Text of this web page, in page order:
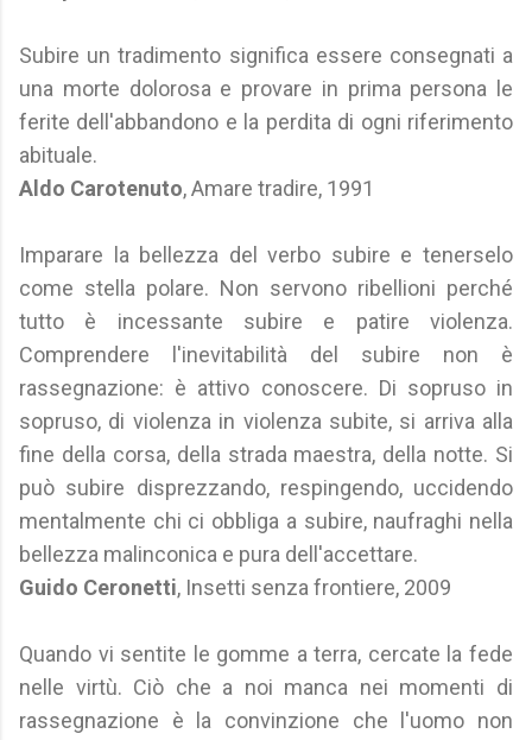
Subire un tradimento significa essere consegnati a
una morte dolorosa e provare in prima persona le
ferite dell'abbandono e la perdita di ogni riferimento
abituale.
Aldo Carotenuto, Amare tradire, 1991
Imparare la bellezza del verbo subire e tenerselo
come stella polare. Non servono ribellioni perché
tutto è incessante subire e patire violenza.
Comprendere l'inevitabilità del subire non è
rassegnazione: è attivo conoscere. Di sopruso in
sopruso, di violenza in violenza subite, si arriva alla
fine della corsa, della strada maestra, della notte. Si
può subire disprezzando, respingendo, uccidendo
mentalmente chi ci obbliga a subire, naufraghi nella
bellezza malinconica e pura dell'accettare.
Guido Ceronetti, Insetti senza frontiere, 2009
Quando vi sentite le gomme a terra, cercate la fede
nelle virtù. Ciò che a noi manca nei momenti di
rassegnazione è la convinzione che l'uomo non